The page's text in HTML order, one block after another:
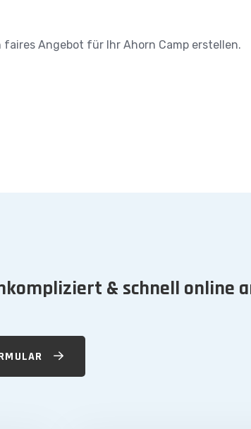
Angebot für Ihr Ahorn Camp erstellen.
& schnell online